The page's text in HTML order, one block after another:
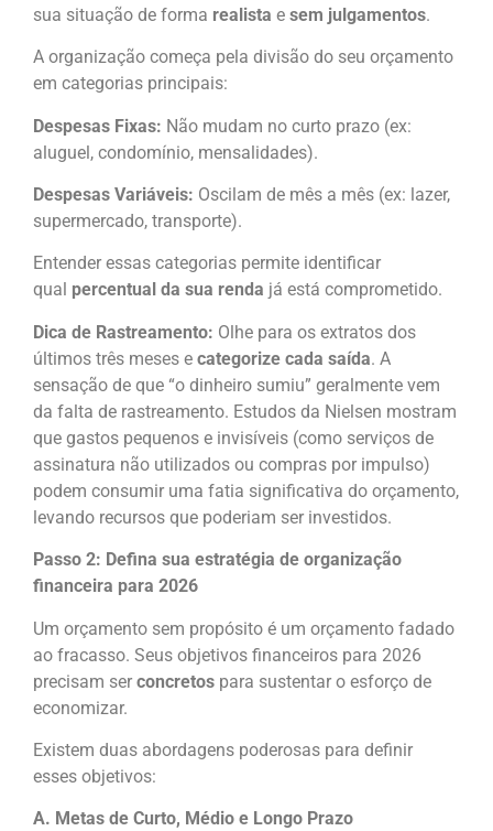
sua situação de forma realista e sem julgamentos.
A organização começa pela divisão do seu orçamento
em categorias principais:
Despesas Fixas: Não mudam no curto prazo (ex:
aluguel, condomínio, mensalidades).
Despesas Variáveis: Oscilam de mês a mês (ex: lazer,
supermercado, transporte).
Entender essas categorias permite identificar
qual percentual da sua renda já está comprometido.
Dica de Rastreamento: Olhe para os extratos dos
últimos três meses e categorize cada saída. A
sensação de que “o dinheiro sumiu” geralmente vem
da falta de rastreamento. Estudos da Nielsen mostram
que gastos pequenos e invisíveis (como serviços de
assinatura não utilizados ou compras por impulso)
podem consumir uma fatia significativa do orçamento,
levando recursos que poderiam ser investidos.
Passo 2: Defina sua estratégia de organização
financeira para 2026
Um orçamento sem propósito é um orçamento fadado
ao fracasso. Seus objetivos financeiros para 2026
precisam ser concretos para sustentar o esforço de
economizar.
Existem duas abordagens poderosas para definir
esses objetivos:
A. Metas de Curto, Médio e Longo Prazo